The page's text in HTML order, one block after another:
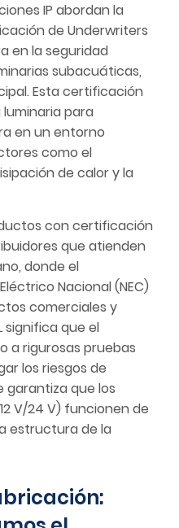
IP abordan la
de Underwriters
en la seguridad
subacuáticas,
Esta certificación
para
en un entorno
como el
de calor y la
con certificación
que atienden
donde el
Nacional (NEC)
comerciales y
significa que el
a rigurosas pruebas
los riesgos de
garantiza que los
V/24 V) funcionen de
estructura de la